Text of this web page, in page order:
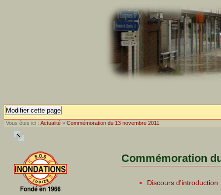
Modifier cette page
Vous êtes ici : Actualité » Commémoration du 13 novembre 2011
Commémoration
Discours d'introduction